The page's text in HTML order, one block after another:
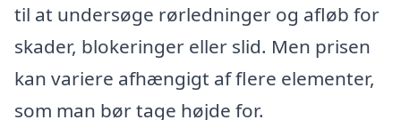
til at undersøge rørledninger og afløb for
skader, blokeringer eller slid. Men prisen
kan variere afhængigt af flere elementer,
som man bør tage højde for.